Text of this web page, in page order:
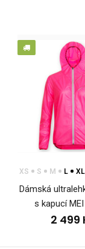
Dámská
vysoce
XS S M L XL
Dámská
s kapucí
2 499